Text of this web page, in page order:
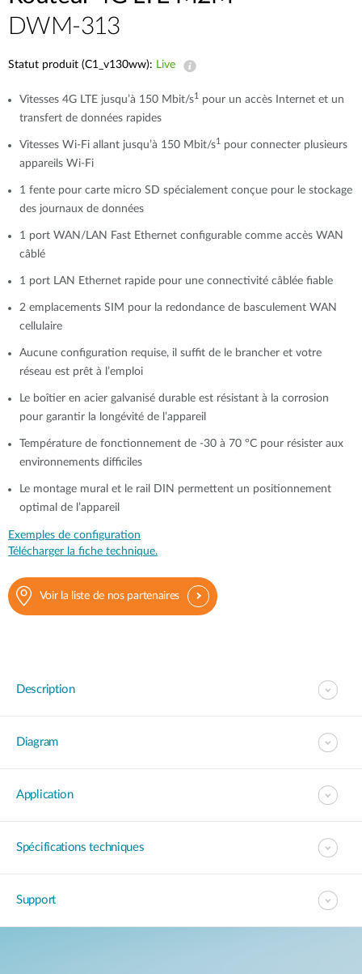
DWM-313
Statut produit (C1_v130ww): Live
Vitesses 4G LTE jusqu’à 150 Mbit/s1
pour un accès Internet et un
transfert de données rapides
Vitesses Wi-Fi allant jusqu’à 150 Mbit/s1
pour connecter plusieurs
appareils Wi-Fi
1 fente pour carte micro SD spécialement conçue pour le stockage
des journaux de données
1 port WAN/LAN Fast Ethernet configurable comme accès WAN
câblé
1 port LAN Ethernet rapide pour une connectivité câblée fiable
2 emplacements SIM pour la redondance de basculement WAN
cellulaire
Aucune configuration requise, il suffit de le brancher et votre
réseau est prêt à l’emploi
Le boîtier en acier galvanisé durable est résistant à la corrosion
pour garantir la longévité de l’appareil
Température de fonctionnement de -30 à 70 °C pour résister aux
environnements difficiles
Le montage mural et le rail DIN permettent un positionnement
optimal de l’appareil
Exemples de configuration
Télécharger la fiche technique.
Voir la liste de nos partenaires
Description
Diagram
Application
Spécifications techniques
Support